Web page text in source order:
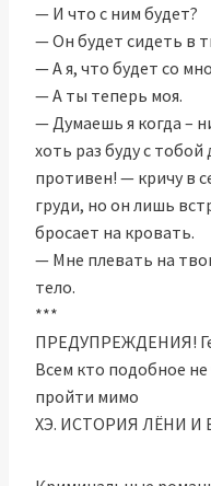
— И что с ним будет?
— Он будет сидеть в
— А я, что будет со
— А ты теперь моя.
— Думаешь я когда –
хоть раз буду с
противен! — кричу в
груди, но он лишь
бросает на кровать.
— Мне плевать на
тело.
***
ПРЕДУПРЕЖДЕНИЯ!
Всем кто подобное
пройти мимо
ХЭ. ИСТОРИЯ ЛЁНИ И